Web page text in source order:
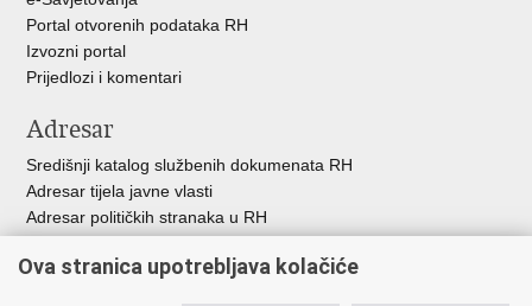
Portal otvorenih podataka RH
Izvozni portal
Prijedlozi i komentari
Adresar
Središnji katalog službenih dokumenata RH
Adresar tijela javne vlasti
Adresar političkih stranaka u RH
Besplatni telefoni javne uprave
Ova stranica upotrebljava kolačiće